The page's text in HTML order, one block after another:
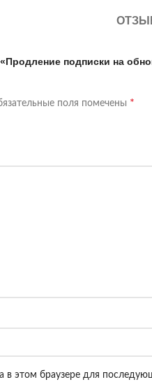
подписки на
поля помечены *
в этом браузере для